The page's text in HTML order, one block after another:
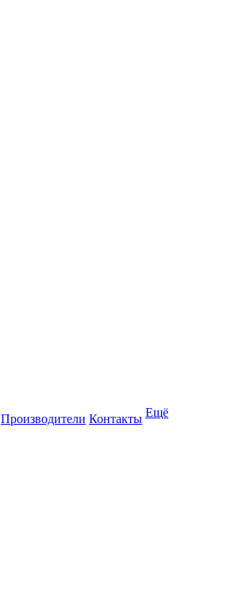
Производители Контакты Ещё